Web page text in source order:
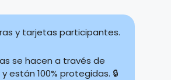
y tarjetas participantes.
se hacen a través de
están 100% protegidas. 🔒